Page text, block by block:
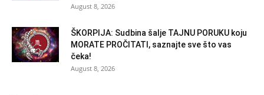
August 8, 2026
ŠKORPIJA: Sudbina šalje TAJNU PORUKU koju
MORATE PROČITATI, saznajte sve što vas
čeka!
August 8, 2026